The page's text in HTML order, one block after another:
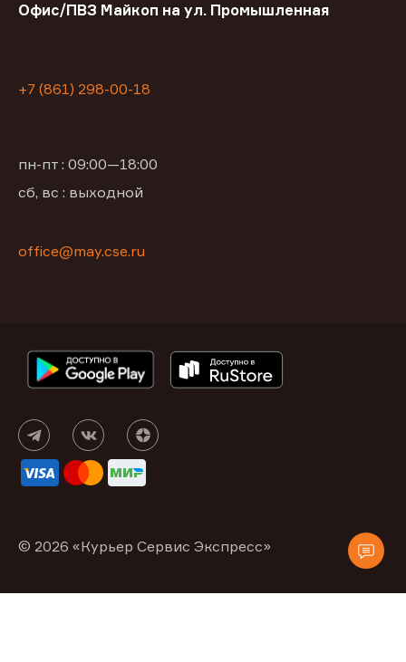
Офис/ПВЗ Майкоп на ул. Промышленная
+7 (861) 298-00-18
пн-пт : 09:00—18:00
сб, вс : выходной
office@may.cse.ru
© 2026 «Курьер Сервис Экспресс»